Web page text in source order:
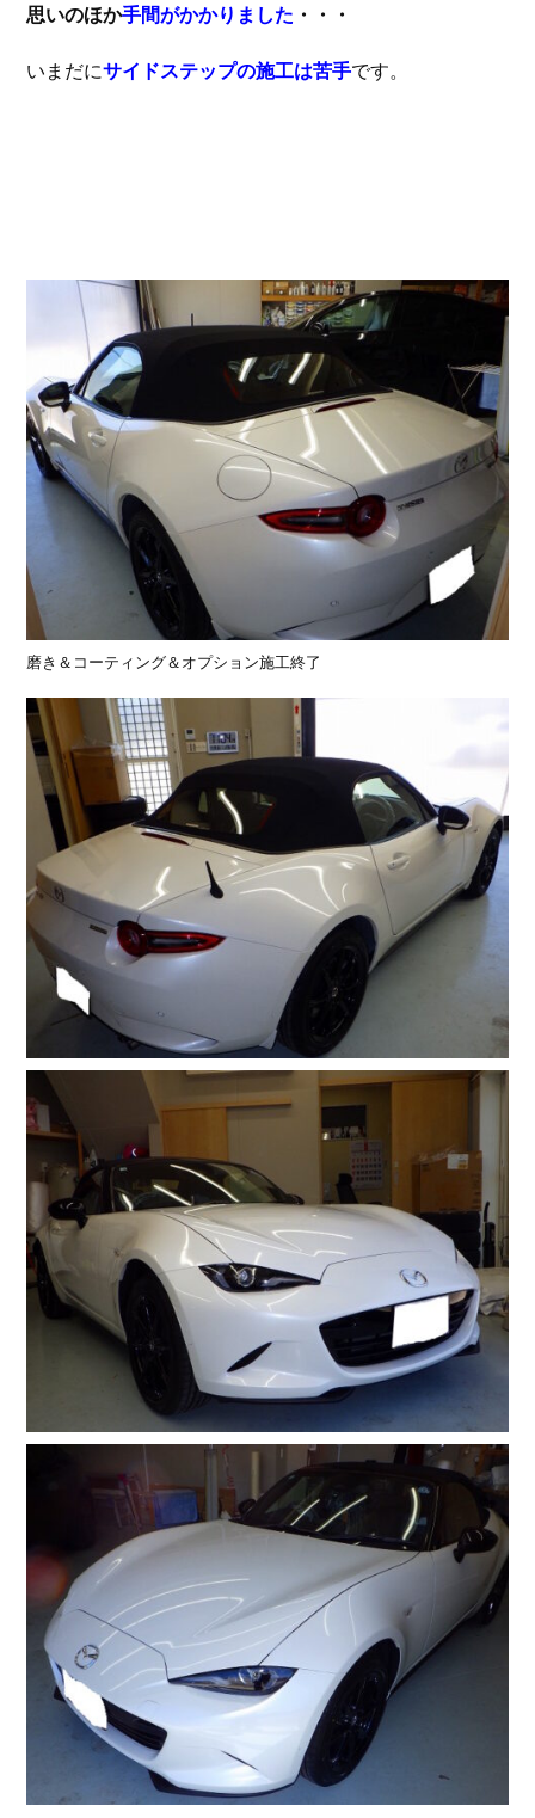
思いのほか手間がかかりました ・・・
いまだにサイドステップの施工は苦手です。
磨き＆コーティング＆オプション施工終了